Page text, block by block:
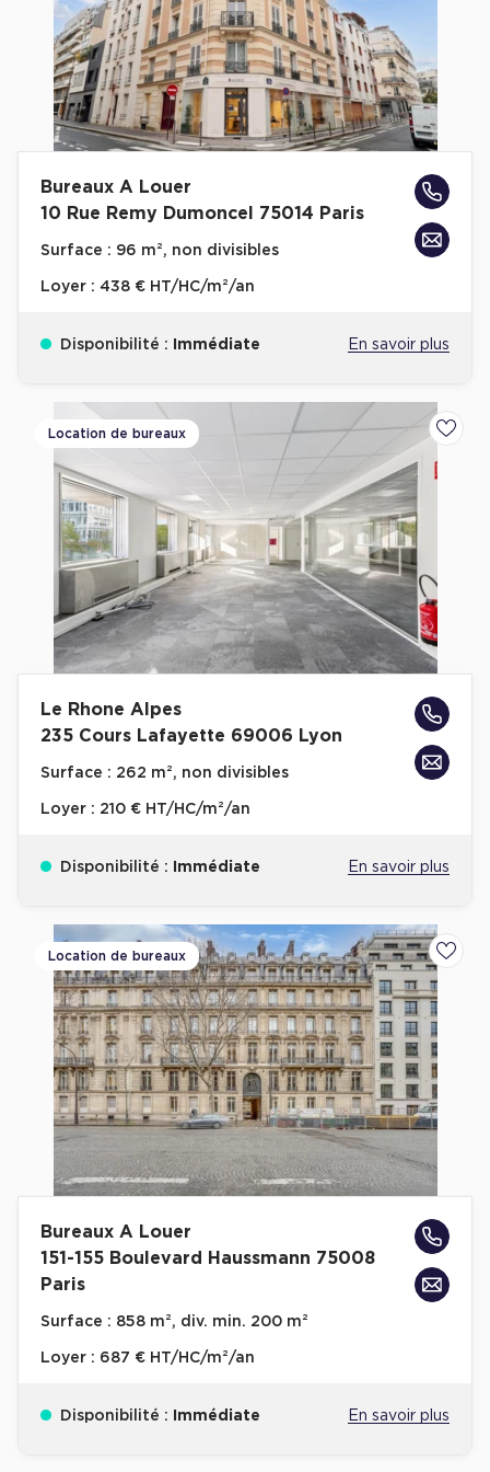
Achat de Commerces
Achat de Commerces à Nîmes
Achat de Commerces à Toulouse
Achat de Commerces à Marseille
Bureaux privés à Paris
Bureaux privés à Marseille
Bureaux privés à Neuilly-sur-Seine
Bureaux privés à Lille
Plateaux opérés
Plateaux opérés à Paris
Plateaux opérés à Lyon
Plateaux opérés à Neuilly-sur-Seine
Plateaux opérés à Saint-Ouen
Plateaux opérés à Boulogne-Billancourt
Bureaux privés avec terrasse
Guide & Conseils
Livrets blancs & Études
Cas Clients
Bureaux A Louer
10 Rue Remy Dumoncel 75014 Paris
Surface : 96 m², non divisibles
Loyer : 438 € HT/HC/m²/an
Disponibilité : Immédiate En savoir plus
Location de bureaux
Le Rhone Alpes
235 Cours Lafayette 69006 Lyon
Surface : 262 m², non divisibles
Loyer : 210 € HT/HC/m²/an
Disponibilité : Immédiate En savoir plus
Location de bureaux
Bureaux A Louer
151-155 Boulevard Haussmann 75008
Paris
Surface : 858 m², div. min. 200 m²
Loyer : 687 € HT/HC/m²/an
Disponibilité : Immédiate En savoir plus